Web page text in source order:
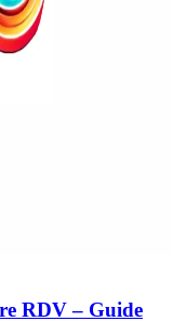
RDV – Guide